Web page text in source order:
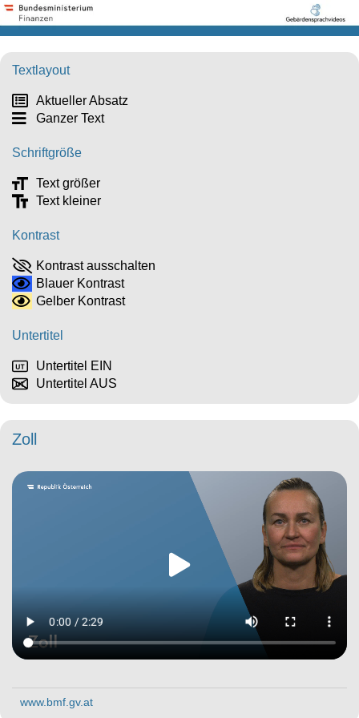
Zoll
Textlayout
Aktueller Absatz
Ganzer Text
Schriftgröße
Text größer
Text kleiner
Kontrast
Kontrast ausschalten
Blauer Kontrast
Gelber Kontrast
Untertitel
Untertitel EIN
Untertitel AUS
www.bmf.gv.at